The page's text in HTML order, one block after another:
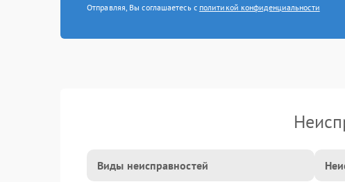
Отправляя, Вы соглашаетесь с политикой конфиденциальности
Виды неисправностей